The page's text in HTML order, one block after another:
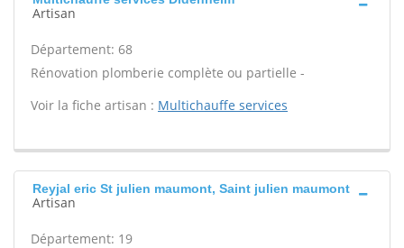
Artisan
Département: 68
Rénovation plomberie complète ou partielle -
Voir la fiche artisan : Multichauffe services
Reyjal eric St julien maumont, Saint julien maumont
Artisan
Département: 19